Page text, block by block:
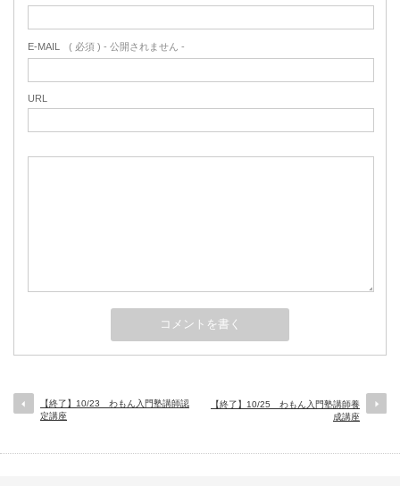
E-MAIL ( 必須 ) - 公開されません -
URL
【終了】10/23 わもん入門塾講師認
定講座
【終了】10/25 わもん入門塾講師養
成講座